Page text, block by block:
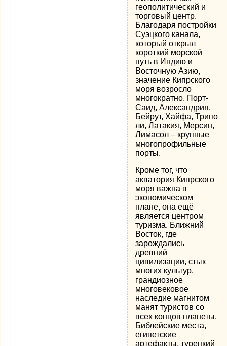
геополитический и
торговый центр.
Благодаря постройки
Суэцкого канала,
который открыл
короткий морской
путь в Индию и
Восточную Азию,
значение Кипрского
моря возросло
многократно. Порт-
Саид, Александрия,
Бейрут, Хайфа, Трипо
ли, Латакия, Мерсин,
Лимасол – крупные
многопрофильные
порты.
Кроме тог, что
акватория Кипрского
моря важна в
экономическом
плане, она ещё
является центром
туризма. Ближний
Восток, где
зарождались
древний
цивилизации, стык
многих культур,
грандиозное
многовековое
наследие магнитом
манят туристов со
всех концов планеты.
Библейские места,
египетские
артефакты, турецкий